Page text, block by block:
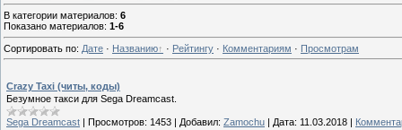
В категории материалов: 6
Показано материалов: 1-6
Сортировать по: Дате · Названию · Рейтингу · Комментариям · Просмотрам
Crazy Taxi (читы, коды)
Безумное такси для Sega Dreamcast.
Sega Dreamcast Просмотров: 1453 Добавил: Zamochu Дата: 11.03.2018